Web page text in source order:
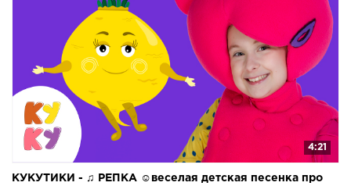
4:21
КУКУТИКИ - ♫ РЕПКА ☺веселая детская песенка про